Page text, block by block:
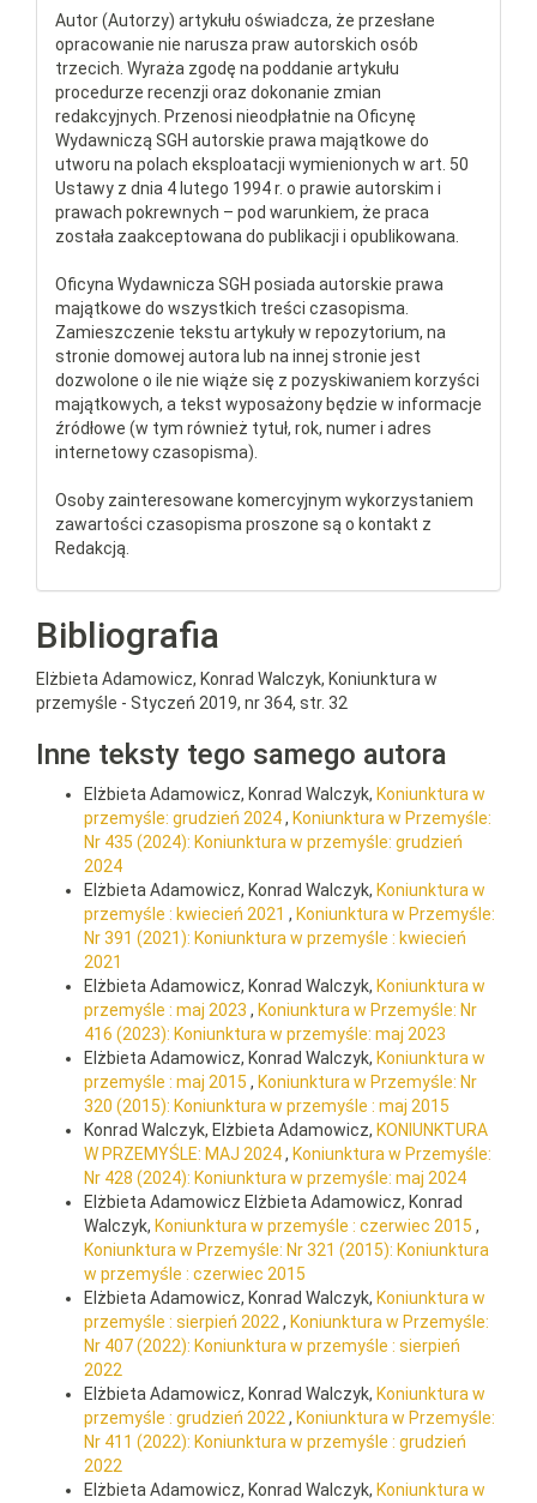
Autor (Autorzy) artykułu oświadcza, że przesłane
opracowanie nie narusza praw autorskich osób
trzecich. Wyraża zgodę na poddanie artykułu
procedurze recenzji oraz dokonanie zmian
redakcyjnych. Przenosi nieodpłatnie na Oficynę
Wydawniczą SGH autorskie prawa majątkowe do
utworu na polach eksploatacji wymienionych w art. 50
Ustawy z dnia 4 lutego 1994 r. o prawie autorskim i
prawach pokrewnych – pod warunkiem, że praca
została zaakceptowana do publikacji i opublikowana.
Oficyna Wydawnicza SGH posiada autorskie prawa
majątkowe do wszystkich treści czasopisma.
Zamieszczenie tekstu artykuły w repozytorium, na
stronie domowej autora lub na innej stronie jest
dozwolone o ile nie wiąże się z pozyskiwaniem korzyści
majątkowych, a tekst wyposażony będzie w informacje
źródłowe (w tym również tytuł, rok, numer i adres
internetowy czasopisma).
Osoby zainteresowane komercyjnym wykorzystaniem
zawartości czasopisma proszone są o kontakt z
Redakcją.
Bibliografia
Elżbieta Adamowicz, Konrad Walczyk, Koniunktura w
przemyśle - Styczeń 2019, nr 364, str. 32
Inne teksty tego samego autora
Elżbieta Adamowicz, Konrad Walczyk, Koniunktura w
przemyśle: grudzień 2024, Koniunktura w Przemyśle:
Nr 435 (2024): Koniunktura w przemyśle: grudzień
2024
Elżbieta Adamowicz, Konrad Walczyk, Koniunktura w
przemyśle : kwiecień 2021 , Koniunktura w Przemyśle:
Nr 391 (2021): Koniunktura w przemyśle : kwiecień
2021
Elżbieta Adamowicz, Konrad Walczyk, Koniunktura w
przemyśle : maj 2023 , Koniunktura w Przemyśle: Nr
416 (2023): Koniunktura w przemyśle: maj 2023
Elżbieta Adamowicz, Konrad Walczyk, Koniunktura w
przemyśle : maj 2015 , Koniunktura w Przemyśle: Nr
320 (2015): Koniunktura w przemyśle : maj 2015
Konrad Walczyk, Elżbieta Adamowicz, KONIUNKTURA
W PRZEMYŚLE: MAJ 2024, Koniunktura w Przemyśle:
Nr 428 (2024): Koniunktura w przemyśle: maj 2024
Elżbieta Adamowicz Elżbieta Adamowicz, Konrad
Walczyk, Koniunktura w przemyśle : czerwiec 2015 ,
Koniunktura w Przemyśle: Nr 321 (2015): Koniunktura
w przemyśle : czerwiec 2015
Elżbieta Adamowicz, Konrad Walczyk, Koniunktura w
przemyśle : sierpień 2022 , Koniunktura w Przemyśle:
Nr 407 (2022): Koniunktura w przemyśle : sierpień
2022
Elżbieta Adamowicz, Konrad Walczyk, Koniunktura w
przemyśle : grudzień 2022 , Koniunktura w Przemyśle:
Nr 411 (2022): Koniunktura w przemyśle : grudzień
2022
Elżbieta Adamowicz, Konrad Walczyk, Koniunktura w